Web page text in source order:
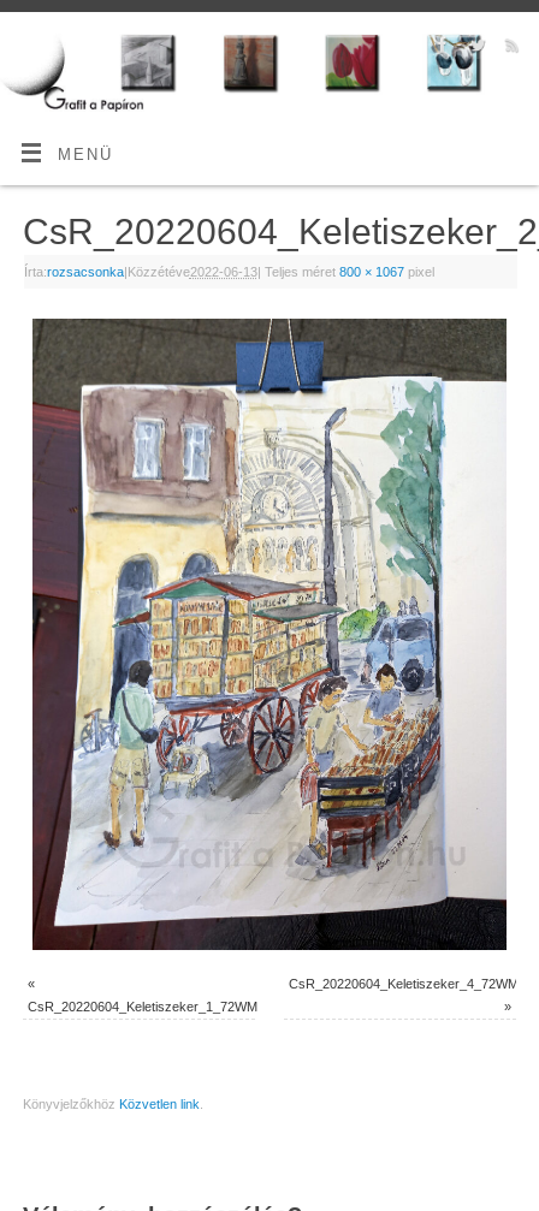
MENÜ
Írta:rozsacsonka|Közzétéve2022-06-13| Teljes méret 800 × 1067pixel
«
CsR_20220604_Keletiszeker_1_72WM
CsR_20220604_Keletiszeker_4_72WM
»
Könyvjelzőkhöz Közvetlen link